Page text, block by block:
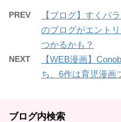
PREV
【ブログ】すくパ
のブログがエント
つかるかも？
NEXT
【WEB漫画】
ち、6作は育児漫画
ブログ内検索